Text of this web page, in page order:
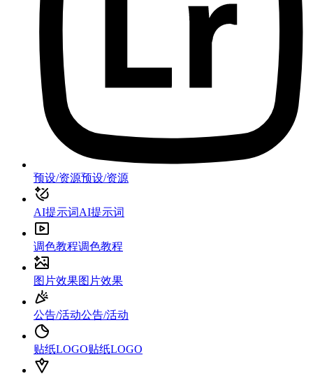
预设/资源预设/资源
AI提示词AI提示词
调色教程调色教程
图片效果图片效果
公告/活动公告/活动
贴纸LOGO贴纸LOGO